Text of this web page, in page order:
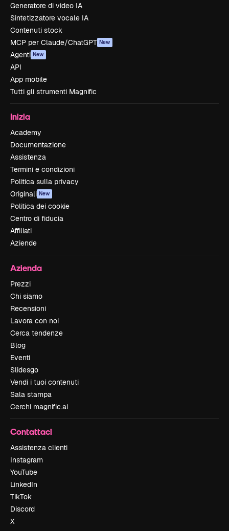
Generatore di video IA
Sintetizzatore vocale IA
Contenuti stock
MCP per Claude/ChatGPT New
Agenti New
API
App mobile
Tutti gli strumenti Magnific
Inizia
Academy
Documentazione
Assistenza
Termini e condizioni
Politica sulla privacy
Originali New
Politica dei cookie
Centro di fiducia
Affiliati
Aziende
Azienda
Prezzi
Chi siamo
Recensioni
Lavora con noi
Cerca tendenze
Blog
Eventi
Slidesgo
Vendi i tuoi contenuti
Sala stampa
Cerchi magnific.ai
Contattaci
Assistenza clienti
Instagram
YouTube
LinkedIn
TikTok
Discord
X